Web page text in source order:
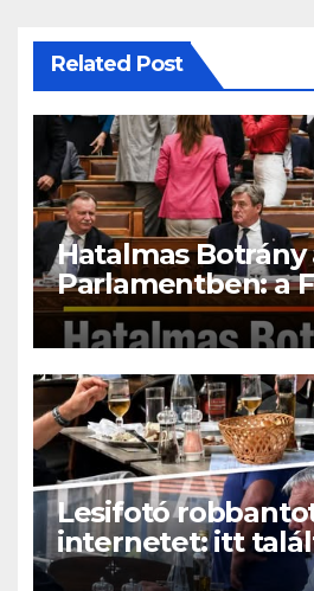
Related Post
Hatalmas Botrány
Parlamentben: a
kitett magáért!
Lesifotó
internetet: itt
eltűnt Orbán